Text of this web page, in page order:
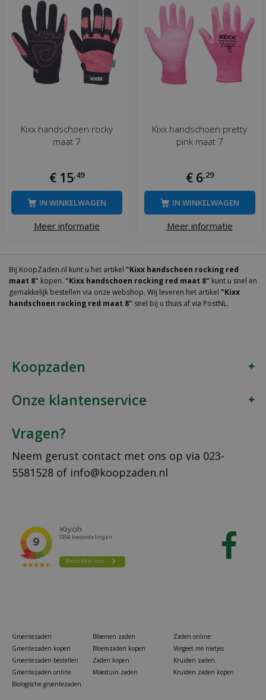
Kixx handschoen rocky
maat 7
€ 15,49
Meer informatie
IN WINKELWAGEN
Kixx handschoen pretty
pink maat 7
€ 6,29
Meer informatie
IN WINKELWAGEN
Bij KoopZaden.nl kunt u het artikel "Kixx handschoen rocking red
maat 8" kopen. "Kixx handschoen rocking red maat 8" kunt u snel en
gemakkelijk bestellen via onze webshop. Wij leveren het artikel "Kixx
handschoen rocking red maat 8" snel bij u thuis af via PostNL.
Koopzaden
Onze klantenservice
Vragen?
Neem gerust contact met ons op via 023-
5581528 of info@koopzaden.nl
Groentezaden
Groentezaden kopen
Groentezaden bestellen
Groentezaden online
Biologische groentezaden
Bloemen zaden
Bloemzaden kopen
Zaden kopen
Moestuin zaden
Zaden online
Vergeet me nietjes
Kruiden zaden
Kruiden zaden kopen